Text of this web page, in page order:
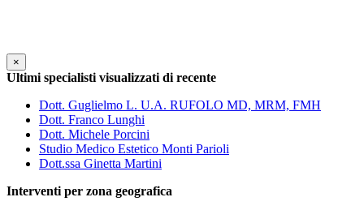
×
Ultimi specialisti visualizzati di recente
Dott. Guglielmo L. U.A. RUFOLO MD, MRM, FMH
Dott. Franco Lunghi
Dott. Michele Porcini
Studio Medico Estetico Monti Parioli
Dott.ssa Ginetta Martini
Interventi per zona geografica